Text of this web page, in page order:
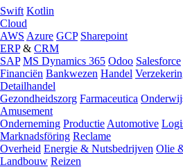
Swift Kotlin
Cloud
AWS Azure GCP Sharepoint
ERP& CRM
SAP MS Dynamics 365 Odoo Salesforce
Financiën Bankwezen Handel
Detailhandel
Gezondheidszorg Farmaceutica
Amusement
Onderneming Productie Automotive
Marknadsföring Reclame
Overheid Energie & Nutsbedrijven Olie
Landbouw Reizen